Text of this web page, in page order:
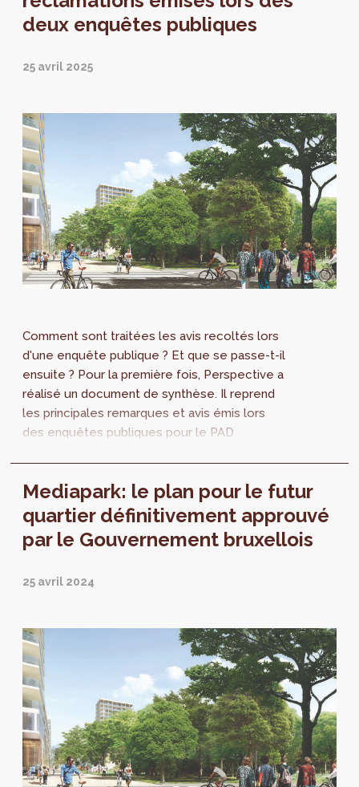
deux enquêtes publiques
25 avril 2025
Comment sont traitées les avis recoltés lors
d'une enquête publique ? Et que se passe-t-il
ensuite ? Pour la première fois, Perspective a
réalisé un document de synthèse. Il reprend
les principales remarques et avis émis lors
des enquêtes publiques pour le PAD
Mediapark: le plan pour le futur
quartier définitivement approuvé
par le Gouvernement bruxellois
25 avril 2024